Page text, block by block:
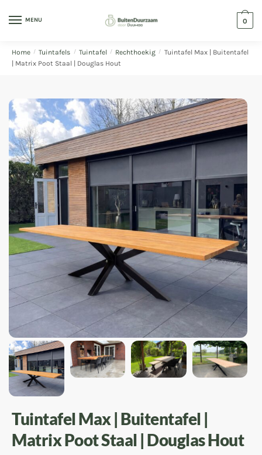
MENU 0
Home / Tuintafels / Tuintafel / Rechthoekig / Tuintafel Max | Buitentafel
| Matrix Poot Staal | Douglas Hout
Tuintafel Max | Buitentafel |
Matrix Poot Staal | Douglas Hout